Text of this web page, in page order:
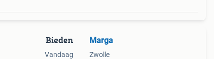
Bieden
Vandaag
Marga
Zwolle